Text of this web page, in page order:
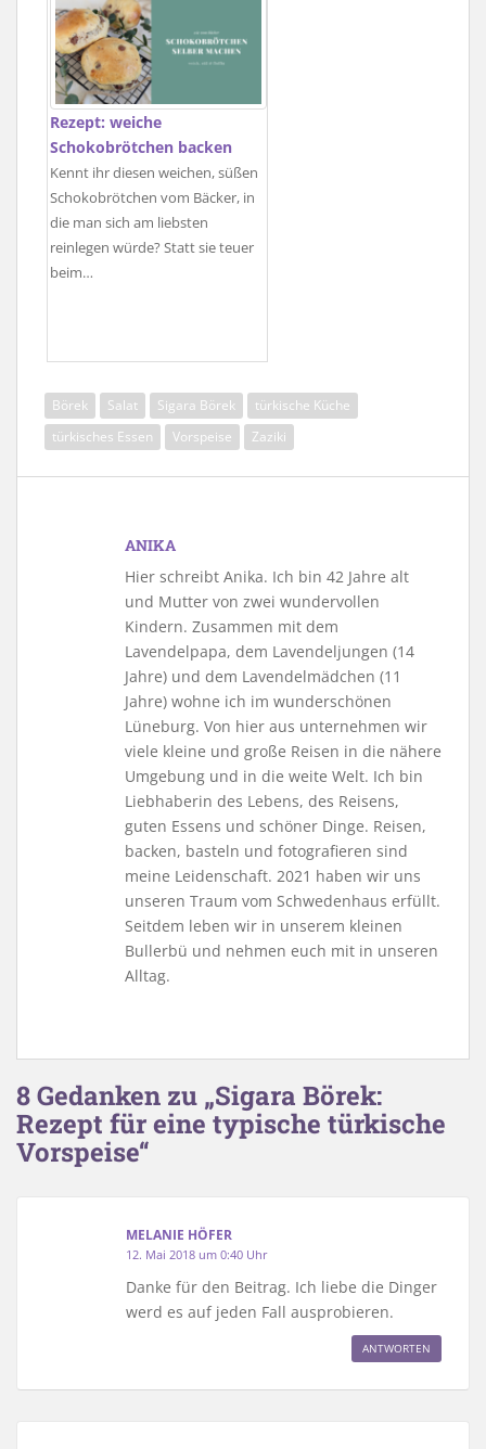
Rezept: weiche
Schokobrötchen backen
Kennt ihr diesen weichen, süßen
Schokobrötchen vom Bäcker, in
die man sich am liebsten
reinlegen würde? Statt sie teuer
beim…
Börek Salat Sigara Börek
türkische Küche
türkisches Essen
Vorspeise Zaziki
ANIKA
Hier schreibt Anika. Ich bin 42 Jahre alt
und Mutter von zwei wundervollen
Kindern. Zusammen mit dem
Lavendelpapa, dem Lavendeljungen (14
Jahre) und dem Lavendelmädchen (11
Jahre) wohne ich im wunderschönen
Lüneburg. Von hier aus unternehmen wir
viele kleine und große Reisen in die nähere
Umgebung und in die weite Welt. Ich bin
Liebhaberin des Lebens, des Reisens,
guten Essens und schöner Dinge. Reisen,
backen, basteln und fotografieren sind
meine Leidenschaft. 2021 haben wir uns
unseren Traum vom Schwedenhaus erfüllt.
Seitdem leben wir in unserem kleinen
Bullerbü und nehmen euch mit in unseren
Alltag.
8 Gedanken zu „Sigara Börek:
Rezept für eine typische türkische
Vorspeise“
MELANIE HÖFER
12. Mai 2018 um 0:40 Uhr
Danke für den Beitrag. Ich liebe die Dinger
werd es auf jeden Fall ausprobieren.
ANTWORTEN